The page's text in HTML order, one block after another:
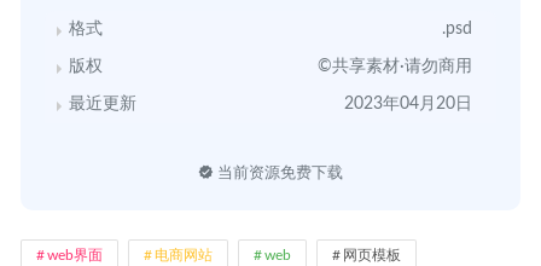
格式 .psd
版权 ©共享素材·请勿商用
最近更新 2023年04月20日
当前资源免费下载
web界面 电商网站 web 网页模板